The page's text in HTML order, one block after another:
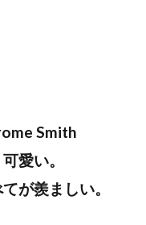
Smith
愛い。
が羨ましい。